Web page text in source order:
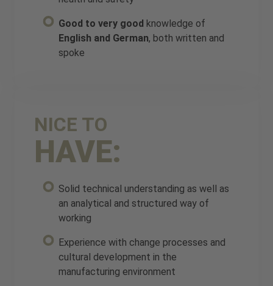
Good to very good knowledge of
English and German, both written and
spoke
NICE TO
HAVE:
Solid technical understanding as well as
an analytical and structured way of
working
Experience with change processes and
cultural development in the
manufacturing environment